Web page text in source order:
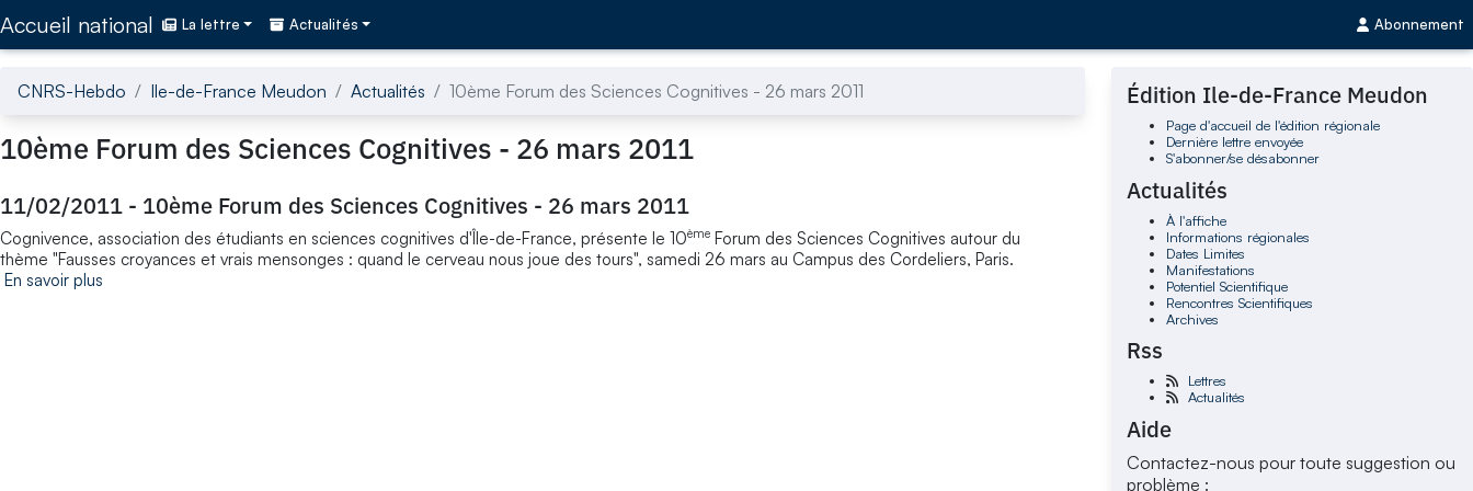
Accueil national La lettre Actualités Abonnement
CNRS-Hebdo Ile-de-France Meudon Actualités 10ème Forum des Sciences Cognitives - 26 mars 2011
10ème Forum des Sciences Cognitives - 26 mars 2011
11/02/2011 - 10ème Forum des Sciences Cognitives - 26 mars 2011
Cognivence, association des étudiants en sciences cognitives d'Île-de-France, présente le 10ème Forum des Sciences Cognitives autour du
thème "Fausses croyances et vrais mensonges : quand le cerveau nous joue des tours", samedi 26 mars au Campus des Cordeliers, Paris.
En savoir plus
Édition Ile-de-France Meudon
Page d'accueil de l'édition régionale
Dernière lettre envoyée
S'abonner/se désabonner
Actualités
À l'affiche
Informations régionales
Dates Limites
Manifestations
Potentiel Scientifique
Rencontres Scientifiques
Archives
Rss
Lettres
Actualités
Aide
Contactez-nous pour toute suggestion ou
problème :